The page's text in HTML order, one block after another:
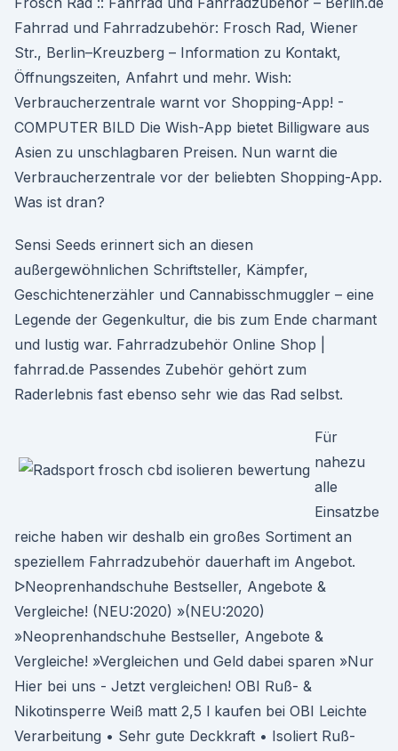
Fahrrad und Fahrradzubehör: Frosch Rad, Wiener
Str., Berlin–Kreuzberg – Information zu Kontakt,
Öffnungszeiten, Anfahrt und mehr. Wish:
Verbraucherzentrale warnt vor Shopping-App! -
COMPUTER BILD Die Wish-App bietet Billigware aus
Asien zu unschlagbaren Preisen. Nun warnt die
Verbraucherzentrale vor der beliebten Shopping-App.
Was ist dran?
Sensi Seeds erinnert sich an diesen
außergewöhnlichen Schriftsteller, Kämpfer,
Geschichtenerzähler und Cannabisschmuggler – eine
Legende der Gegenkultur, die bis zum Ende charmant
und lustig war. Fahrradzubehör Online Shop |
fahrrad.de Passendes Zubehör gehört zum
Raderlebnis fast ebenso sehr wie das Rad selbst.
Für
nahezu
alle
Einsatzbe
reiche haben wir deshalb ein großes Sortiment an
speziellem Fahrradzubehör dauerhaft im Angebot.
ᐅNeoprenhandschuhe Bestseller, Angebote &
Vergleiche! (NEU:2020) »(NEU:2020)
»Neoprenhandschuhe Bestseller, Angebote &
Vergleiche! »Vergleichen und Geld dabei sparen »Nur
Hier bei uns - Jetzt vergleichen! OBI Ruß- &
Nikotinsperre Weiß matt 2,5 l kaufen bei OBI Leichte
Verarbeitung • Sehr gute Deckkraft • Isoliert Ruß-